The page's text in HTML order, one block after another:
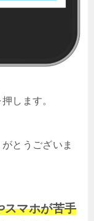
します。
とうございま
スマホが苦手